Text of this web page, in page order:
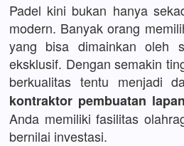
Padel kini bukan hanya
modern. Banyak orang
yang bisa dimainkan oleh
eksklusif. Dengan semakin
berkualitas tentu menjadi
kontraktor pembuatan
Anda memiliki fasilitas
bernilai investasi.